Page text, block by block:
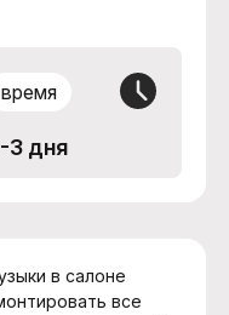
время
3 дня
в салоне
все